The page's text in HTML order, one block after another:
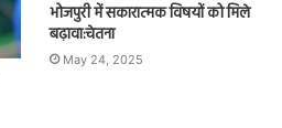
भोजपुरी में सकारात्मक विषयों को मिले
बढ़ावा:चेतना
May 24, 2025